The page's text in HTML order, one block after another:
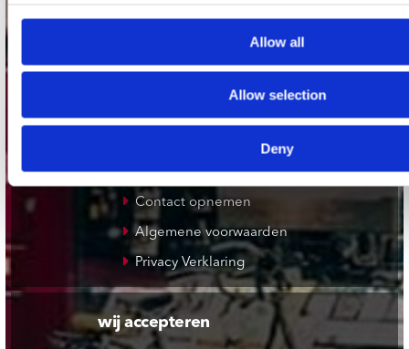
Allow all
Allow selection
Deny
klantenservice
Cadeaukaart
Contact opnemen
Algemene voorwaarden
Privacy Verklaring
wij accepteren